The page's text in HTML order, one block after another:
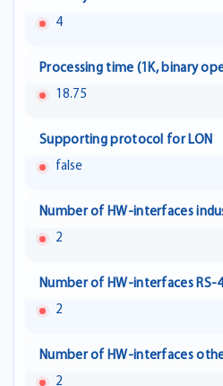
4
Processing time (1K, binary
18.75
Supporting protocol for LON
false
Number of HW-interfaces
2
Number of HW-interfaces RS-
2
Number of HW-interfaces
2